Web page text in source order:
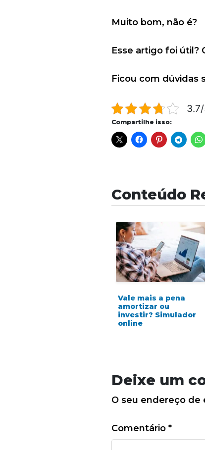
Muito bom, não é?
Esse artigo foi útil?
Ficou com dúvidas
Compartilhe isso:
Conteúdo
Vale mais a pena
amortizar ou
investir? Simulador
online
Deixe um
O seu endereço de
Comentário *